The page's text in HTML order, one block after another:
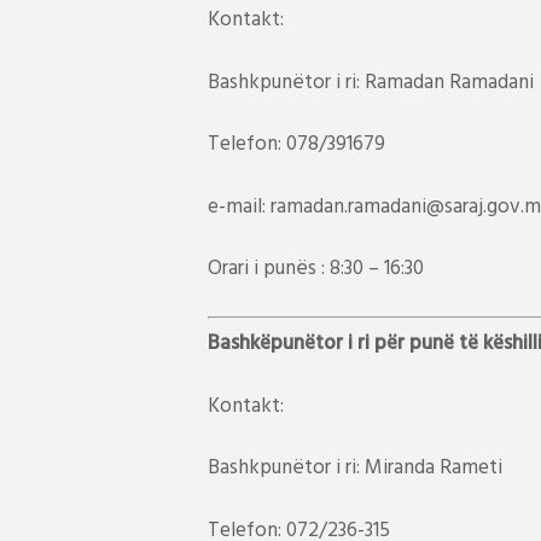
Kontakt:
Bashkpunëtor i ri: Ramadan Ramadani
Telefon: 078/391679
e-mail:
Orari i punës : 8:30 – 16:30
Bashkëpunëtor i ri për punë të
Kontakt:
Bashkpunëtor i ri: Miranda Rameti
Telefon: 072/236-315